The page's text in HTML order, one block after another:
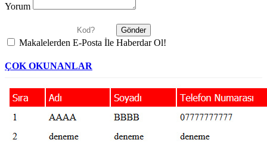
Yorum
Makalelerden E-Posta İle Haberdar Ol!
ÇOK OKUNANLAR